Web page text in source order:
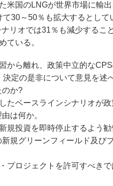
米国のLNGが世界市場に輸
30～50％も拡大するとし
リオでは31％も減少するこ
ている。
から離れ、政策中立的なCPS
定の是非について意見を
のか?
たベースラインシナリオが
は何か。
規投資を即時停止するよう
規グリーンフィールド及び
プロジェクトを許可すべき